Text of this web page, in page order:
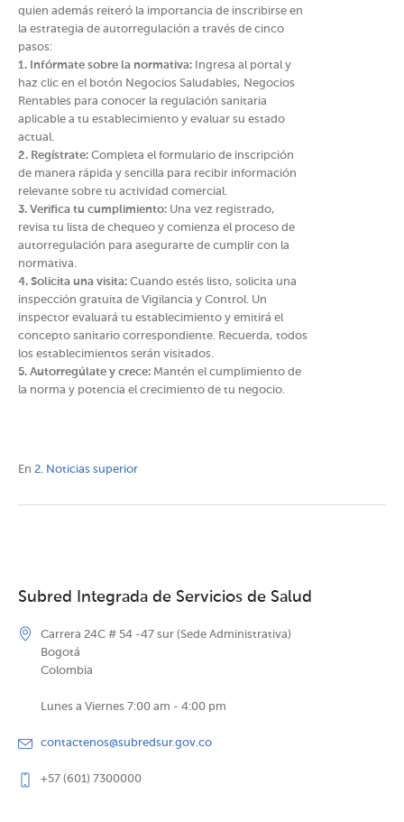
quien además reiteró la importancia de inscribirse en
la estrategia de autorregulación a través de cinco
pasos:
1. Infórmate sobre la normativa: Ingresa al portal y
haz clic en el botón Negocios Saludables, Negocios
Rentables para conocer la regulación sanitaria
aplicable a tu establecimiento y evaluar su estado
actual.
2. Regístrate: Completa el formulario de inscripción
de manera rápida y sencilla para recibir información
relevante sobre tu actividad comercial.
3. Verifica tu cumplimiento: Una vez registrado,
revisa tu lista de chequeo y comienza el proceso de
autorregulación para asegurarte de cumplir con la
normativa.
4. Solicita una visita: Cuando estés listo, solicita una
inspección gratuita de Vigilancia y Control. Un
inspector evaluará tu establecimiento y emitirá el
concepto sanitario correspondiente. Recuerda, todos
los establecimientos serán visitados.
5. Autorregúlate y crece: Mantén el cumplimiento de
la norma y potencia el crecimiento de tu negocio.
En 2. Noticias superior
Subred Integrada de Servicios de Salud
Carrera 24C # 54 -47 sur (Sede Administrativa)
Bogotá
Colombia
Lunes a Viernes 7:00 am - 4:00 pm
contactenos@subredsur.gov.co
+57 (601) 7300000